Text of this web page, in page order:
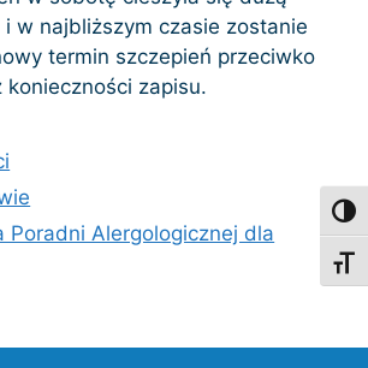
i w najbliższym czasie zostanie
termin szczepień przeciwko
konieczności zapisu.
Poradni Alergologicznej dla